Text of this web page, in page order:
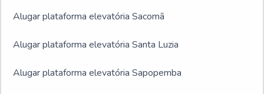
Alugar plataforma elevatória Sacomã
Alugar plataforma elevatória Santa Luzia
Alugar plataforma elevatória Sapopemba